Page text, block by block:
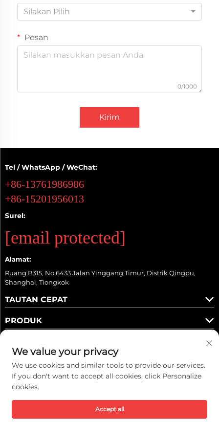
Silakan Pilih
Pesan
0/1000
Kirim
Tel / WhatsApp / WeChat:
+86-13761986986
+86-15201956013
Surel:
[email protected]
Alamat:
Ruang B315, No.6433 Jalan Yinggang Timur, Distrik Qingpu,
Shanghai, Tiongkok
TAUTAN CEPAT
PRODUK
Ikuti Kami
Hak Cipta © 2026 Kaiwei Intelligent Technology (Shanghai) Co., Ltd.
Semua hak dilindungi. -Kebijakan Privasi
We value your privacy
We use cookies and similar tools to provide our services.
If you don't want to accept all cookies, click Personalize
cookies.
Accept all